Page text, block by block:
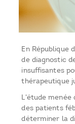
En République
de diagnostic
insuffisantes
thérapeutique
L'étude menée
des patients
déterminer la